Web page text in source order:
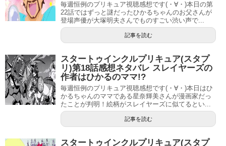
毎週恒例のプリキュア視聴感想です(・∀・)本日の第
22話ではずっと謎だったひかるちゃんのお父さんが
登場声優が大塚明夫さんでものすごい渋い声で...
記事を読む
スタートゥインクルプリキュア(スタプ
リ)第18話感想ネタバレ スレイヤーズの
作者はひかるのママ!?
毎週恒例のプリキュア視聴感想です(・∀・)本日はひ
かるちゃんのママである星奈輝美さんが漫画家だっ
たことが判明！絵柄がスレイヤーズに似てるとい...
記事を読む
スタートゥインクルプリキュア(スタプ